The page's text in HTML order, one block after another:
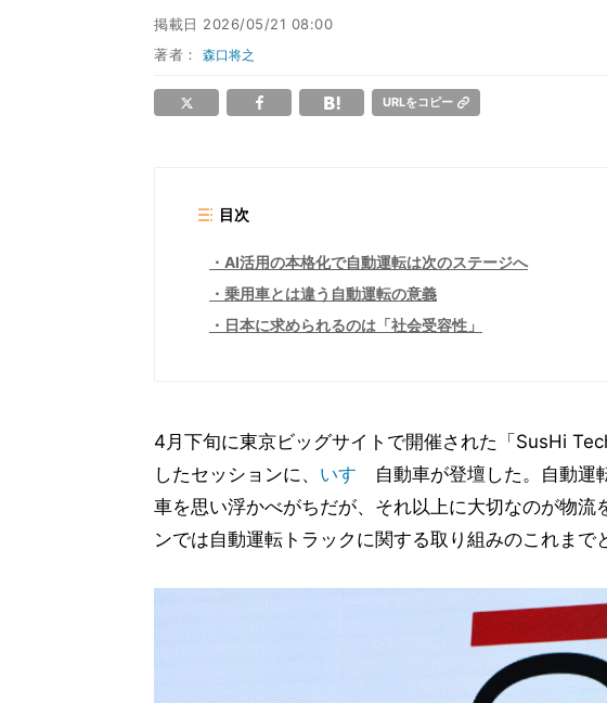
掲載日 2026/05/21 08:00
著者：森口将之
URLをコピー
目次
AI活用の本格化で自動運転は次のステージへ
乗用車とは違う自動運転の意義
日本に求められるのは「社会受容性」
4月下旬に東京ビッグサイトで開催された「SusHi
したセッションに、 いすゞ 自動車が登壇した。自動運
車を思い浮かべがちだが、それ以上に大切なのが物流
ンでは自動運転トラックに関する取り組みのこれまで